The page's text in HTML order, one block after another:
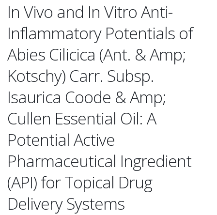
In Vivo and In Vitro Anti-
Inflammatory Potentials of
Abies Cilicica (Ant. & Amp;
Kotschy) Carr. Subsp.
Isaurica Coode & Amp;
Cullen Essential Oil: A
Potential Active
Pharmaceutical Ingredient
(API) for Topical Drug
Delivery Systems